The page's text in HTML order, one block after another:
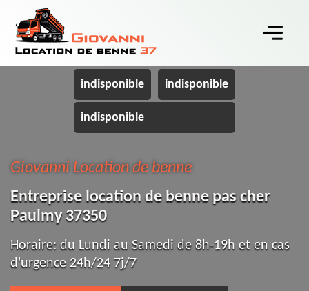
indisponible indisponible
indisponible
Giovanni Location de benne
Entreprise location de benne pas cher
Paulmy 37350
Horaire: du Lundi au Samedi de 8h-19h et en cas
d'urgence 24h/24 7j/7